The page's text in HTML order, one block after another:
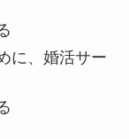
に、婚活サー